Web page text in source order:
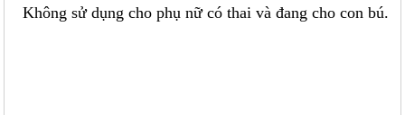
Không sử dụng cho phụ nữ có thai và đang cho con bú.